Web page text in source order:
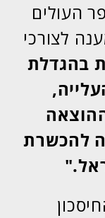
העולים
לצורכי
בהגדלת
להכשרת